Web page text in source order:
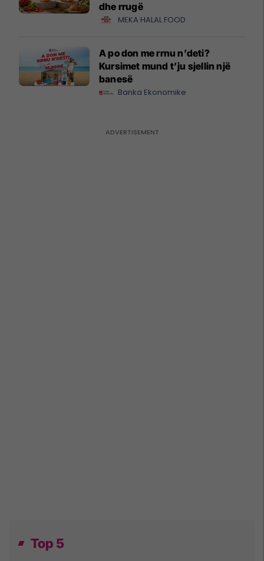
dhe rrugë
MEKA HALAL FOOD
A po don me rrnu n’deti?
Kursimet mund t’ju sjellin një
banesë
Banka Ekonomike
Top 5